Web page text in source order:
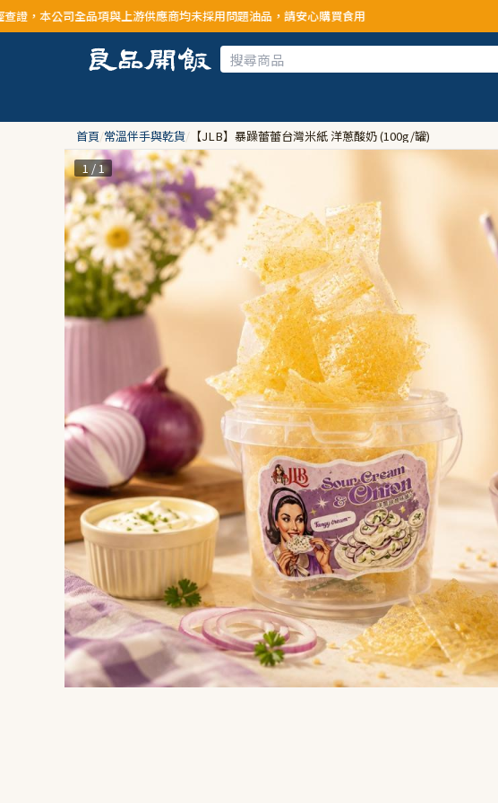
與上游供應商均未採用問題油品，請安心購買食用
首頁/常溫伴手與乾貨/ 【JLB】暴躁蕾蕾台灣米紙 洋蔥酸奶 (100g/罐)
1 / 1